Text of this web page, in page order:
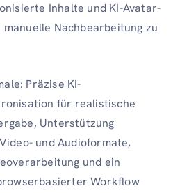
Inhalte und KI-Avatar-
manuelle Nachbearbeitung zu
Präzise KI-
für realistische
Unterstützung
und Audioformate,
und ein
Workflow